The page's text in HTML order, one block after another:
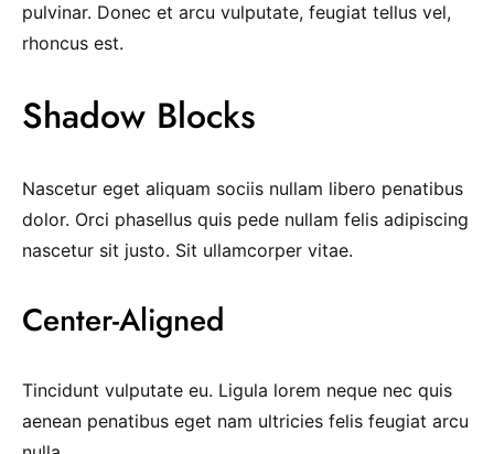
pulvinar. Donec et arcu vulputate, feugiat tellus vel,
rhoncus est.
Shadow Blocks
Nascetur eget aliquam sociis nullam libero penatibus
dolor. Orci phasellus quis pede nullam felis adipiscing
nascetur sit justo. Sit ullamcorper vitae.
Center-Aligned
Tincidunt vulputate eu. Ligula lorem neque nec quis
aenean penatibus eget nam ultricies felis feugiat arcu